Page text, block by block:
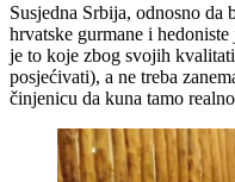
Susjedna Srbija, odnosno
hrvatske gurmane i
je to koje zbog svojih
posjećivati), a ne treba
činjenicu da kuna tamo